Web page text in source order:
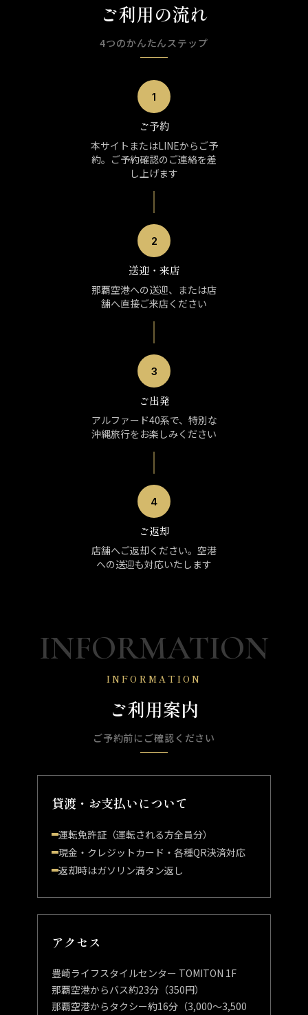
ご利用の流れ
4つのかんたんステップ
1
ご予約
本サイトまたはLINEからご予
約。ご予約確認のご連絡を差
し上げます
2
送迎・来店
那覇空港への送迎、または店
舗へ直接ご来店ください
3
ご出発
アルファード40系で、特別な
沖縄旅行をお楽しみください
4
ご返却
店舗へご返却ください。空港
への送迎も対応いたします
INFORMATION
INFORMATION
ご利用案内
ご予約前にご確認ください
貸渡・お支払いについて
運転免許証（運転される方全員分）
現金・クレジットカード・各種QR決済対応
返却時はガソリン満タン返し
アクセス
豊崎ライフスタイルセンター TOMITON 1F
那覇空港からバス約23分（350円）
那覇空港からタクシー約16分（3,000〜3,500